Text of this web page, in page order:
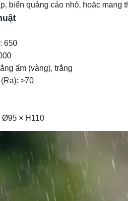
nhỏ cao cấp 10w
mini chiếu cột 18w
nhỏ rọi xa 30w
của đèn pha led nhỏ mini
pha led nhỏ mini nào?
tế từ khách hàng mua đèn pha
Ninh (lắp đèn pha nhỏ cho sân
Nội (lắp đèn pha mini trang trí
Đà Nẵng (lắp đèn pha nhỏ cho
đèn pha LED nhỏ mini được ưa
nhỏ dùng ở đâu?
LED mini có bền không?
mini có dùng cho xe máy, ô tô
biển quảng cáo nhỏ, hoặc mang
650
ấm (vàng), trắng
>70
Ø95 × H110